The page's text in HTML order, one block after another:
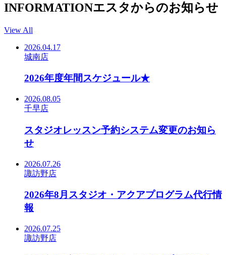
INFORMATIONエスタからのお知らせ
View All
2026.04.17
城南店
2026年度年間スケジュール★
2026.08.05
千早店
スタジオレッスン予約システム変更のお知ら
せ
2026.07.26
諏訪野店
2026年8月スタジオ・アクアプログラム代行情
報
2026.07.25
諏訪野店